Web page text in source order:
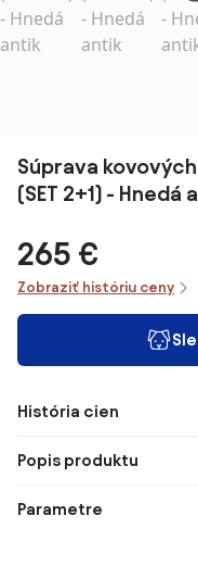
Súprava
(SET 2+1) - Hnedá
265 €
Zobraziť históriu ceny
História cien
Popis produktu
Parametre